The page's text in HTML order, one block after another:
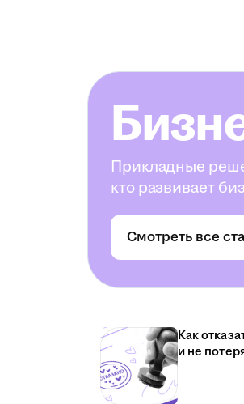
Прикладные
кто развивает
Смотреть все
Как
и не